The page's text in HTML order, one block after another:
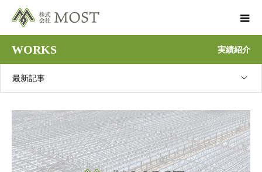
WORKS 実績紹介
最新記事